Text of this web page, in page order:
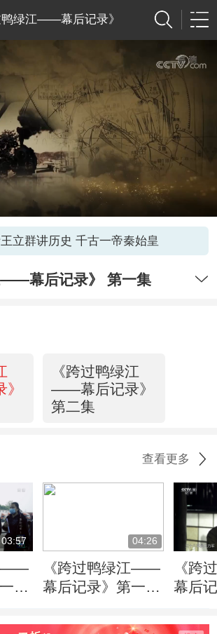
鸭绿江——幕后记录》
立群讲历史 千古一帝秦始皇
——幕后记录》 第一集
《跨过鸭绿江
——幕后记录》
第二集
查看更多
03:57
——
推
04:26
《跨过鸭绿江——
幕后记录》第一
历史人物 重现那
《跨
幕后
马！